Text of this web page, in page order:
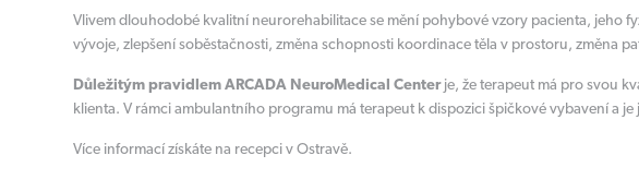
Vlivem dlouhodobé kvalitní neurorehabilitace se mění pohybové vzory pacienta, jeho
vývoje, zlepšení soběstačnosti, změna schopnosti koordinace těla v prostoru, změna
Důležitým pravidlem ARCADA NeuroMedical Centerje, že terapeut má pro svou
klienta. V rámci ambulantního programu má terapeut k dispozici špičkové vybavení a
Více informací získáte na recepci v Ostravě.